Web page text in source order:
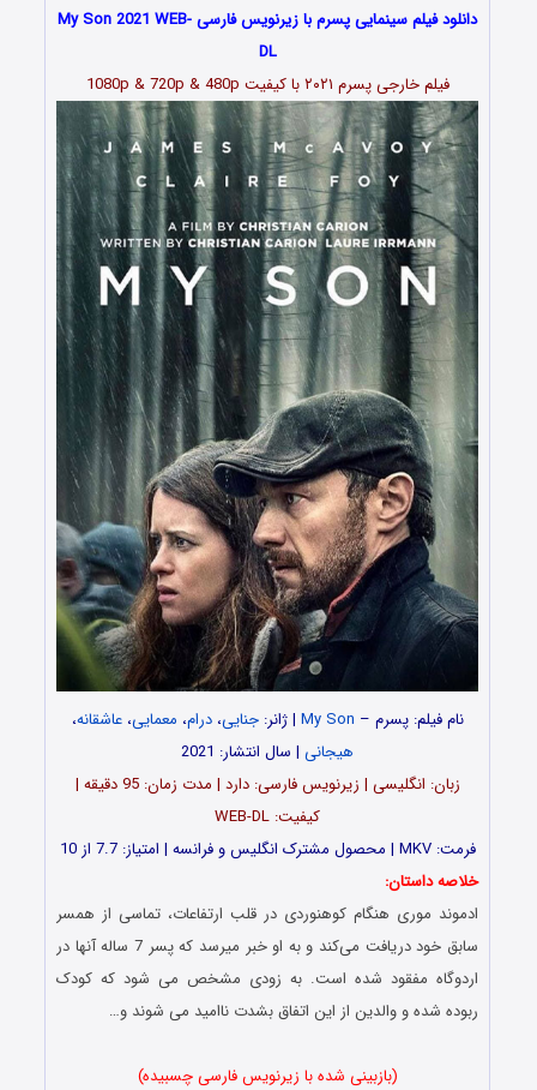
دانلود فیلم سینمایی پسرم با زیرنویس فارسی My Son 2021 WEB-
DL
فیلم خارجی پسرم ۲۰۲۱با کیفیت 1080p & 720p & 480p
نام فیلم: پسرم – My Son | ژانر:جنایی،درام، معمایی،عاشقانه،
هیجانی | سال انتشار: 2021
زبان: انگلیسی | زیرنویس فارسی: دارد | مدت زمان: 95 دقیقه |
کیفیت: WEB-DL
فرمت: MKV | محصول مشترک انگلیس و فرانسه | امتیاز: 7.7 از 10
خلاصه داستان:
ادموند موری هنگام کوهنوردی در قلب ارتفاعات، تماسی از همسر
سابق خود دریافت می‌کند و به او خبر میرسد که پسر 7 ساله آنها در
اردوگاه مفقود شده است. به زودی مشخص می شود که کودک
ربوده شده و والدین از این اتفاق بشدت ناامید می شوند و…
(بازبینی شده با زیرنویس فارسی چسبیده)